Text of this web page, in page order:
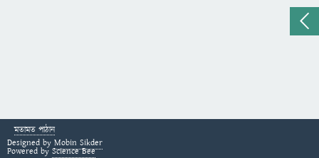
মতামত পাঠান
Designed by Mobin Sikder
Powered by Science Bee